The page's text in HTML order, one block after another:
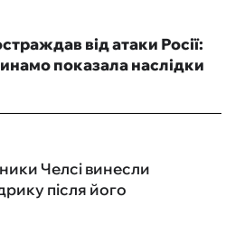
від атаки Росії:
показала наслідки
Челсі винесли
після його